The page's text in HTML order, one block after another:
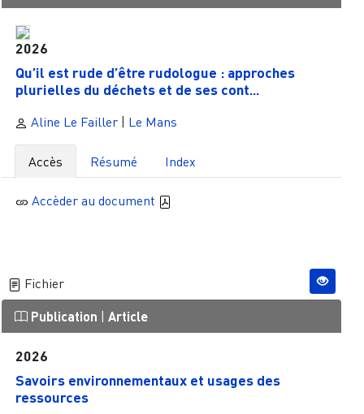
2026
Qu’il est rude d’être rudologue : approches
plurielles du déchets et de ses cont...
Aline Le Failler| Le Mans
Accès Résumé Index
Accèder au document
Fichier
Publication Article
2026
Savoirs environnementaux et usages des
ressources